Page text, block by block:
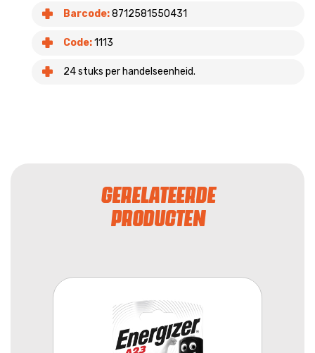
Barcode:8712581550431
Code:1113
24 stuks per handelseenheid.
GERELATEERDE
PRODUCTEN